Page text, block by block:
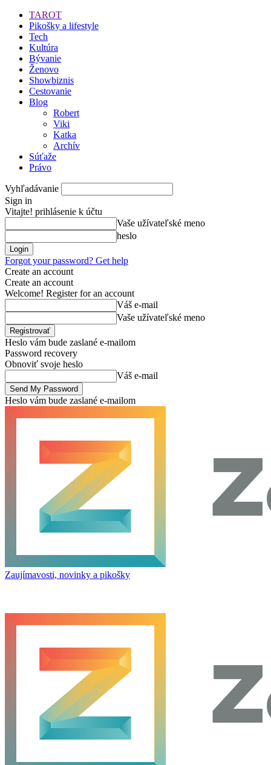
TAROT
Pikošky a lifestyle
Tech
Kultúra
Bývanie
Ženovo
Showbiznis
Cestovanie
Blog
Robert
Viki
Katka
Archív
Súťaže
Právo
Vyhľadávanie
Sign in
Vitajte! prihlásenie k účtu
Vaše užívateľské meno
heslo
Forgot your password? Get help
Create an account
Create an account
Welcome! Register for an account
Váš e-mail
Vaše užívateľské meno
Heslo vám bude zaslané e-mailom
Password recovery
Obnoviť svoje heslo
Váš e-mail
Heslo vám bude zaslané e-mailom
Zaujímavosti, novinky a pikošky